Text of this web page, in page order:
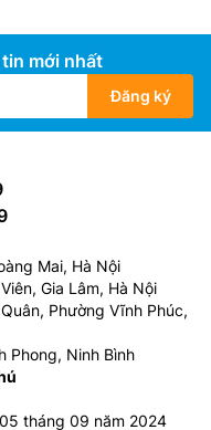
mới nhất
Đăng ký
Mai, Hà Nội
Gia Lâm, Hà Nội
Phường Vĩnh Phúc,
Phong, Ninh Bình
tháng 09 năm 2024